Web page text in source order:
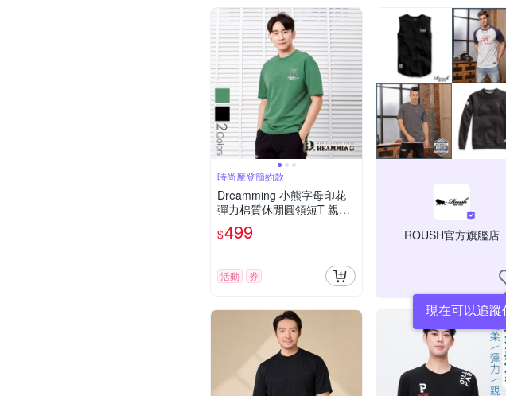
時尚摩登簡約款
Dreamming 小熊字母印花
彈力棉質休閒圓領短T 親膚
透氣-共二色
$499
活動 券
ROUSH官方旗艦店
現在可以追蹤